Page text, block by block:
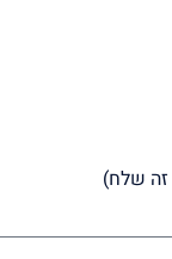
זה שלח)